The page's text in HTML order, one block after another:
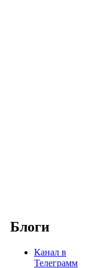
Блоги
Канал в
Телеграмм